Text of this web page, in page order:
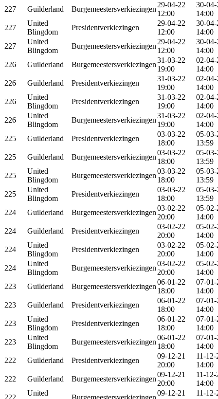
227
Guilderland Burgemeestersverkiezingen
29-04-22
12:00
30-04-
14:00
227
United
Blingdom
Presidentverkiezingen
29-04-22
12:00
30-04-
14:00
227
United
Blingdom
Burgemeestersverkiezingen
29-04-22
12:00
30-04-
14:00
226
Guilderland Burgemeestersverkiezingen
31-03-22
19:00
02-04-
14:00
226
Guilderland Presidentverkiezingen
31-03-22
19:00
02-04-
14:00
226
United
Blingdom
Presidentverkiezingen
31-03-22
19:00
02-04-
14:00
226
United
Blingdom
Burgemeestersverkiezingen
31-03-22
19:00
02-04-
14:00
225
Guilderland Presidentverkiezingen
03-03-22
18:00
05-03-
13:59
225
Guilderland Burgemeestersverkiezingen
03-03-22
18:00
05-03-
13:59
225
United
Blingdom
Burgemeestersverkiezingen
03-03-22
18:00
05-03-
13:59
225
United
Blingdom
Presidentverkiezingen
03-03-22
18:00
05-03-
13:59
224
Guilderland Burgemeestersverkiezingen
03-02-22
20:00
05-02-
14:00
224
Guilderland Presidentverkiezingen
03-02-22
20:00
05-02-
14:00
224
United
Blingdom
Presidentverkiezingen
03-02-22
20:00
05-02-
14:00
224
United
Blingdom
Burgemeestersverkiezingen
03-02-22
20:00
05-02-
14:00
223
Guilderland Burgemeestersverkiezingen
06-01-22
18:00
07-01-
14:00
223
Guilderland Presidentverkiezingen
06-01-22
18:00
07-01-
14:00
223
United
Blingdom
Presidentverkiezingen
06-01-22
18:00
07-01-
14:00
223
United
Blingdom
Burgemeestersverkiezingen
06-01-22
18:00
07-01-
14:00
222
Guilderland Presidentverkiezingen
09-12-21
20:00
11-12-
14:00
222
Guilderland Burgemeestersverkiezingen
09-12-21
20:00
11-12-
14:00
United
09-12-21
11-12-